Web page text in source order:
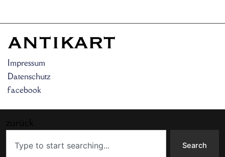
Impressum
Datenschutz
facebook
Search